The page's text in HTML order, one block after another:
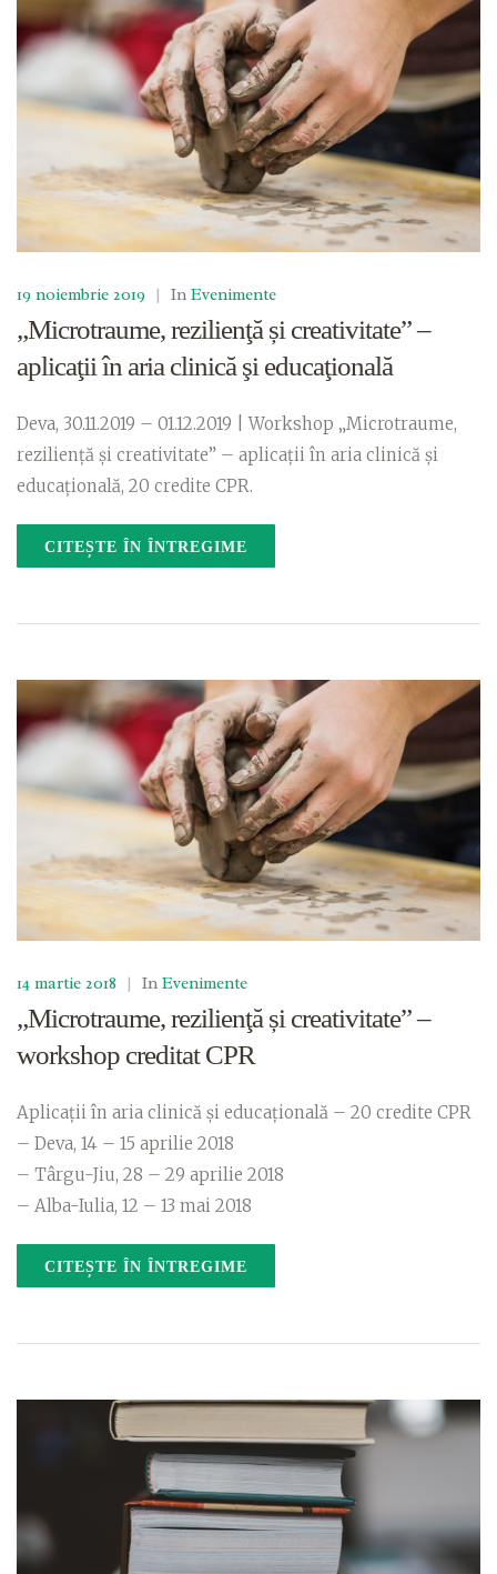
19 noiembrie 2019 | In Evenimente
„Microtraume, rezilienţă și creativitate” –
aplicaţii în aria clinică şi educaţională
Deva, 30.11.2019 – 01.12.2019 | Workshop „Microtraume,
rezilienţă și creativitate” – aplicaţii în aria clinică şi
educaţională, 20 credite CPR.
CITEȘTE ÎN ÎNTREGIME
14 martie 2018 | In Evenimente
„Microtraume, rezilienţă și creativitate” –
workshop creditat CPR
Aplicaţii în aria clinică şi educaţională – 20 credite CPR
– Deva, 14 – 15 aprilie 2018
– Târgu-Jiu, 28 – 29 aprilie 2018
– Alba-Iulia, 12 – 13 mai 2018
CITEȘTE ÎN ÎNTREGIME